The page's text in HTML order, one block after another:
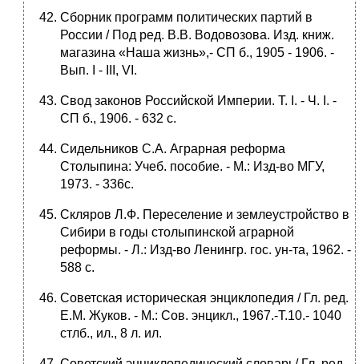
Сборник программ политических партий в
России / Под ред. В.В. Водовозова. Изд. книж.
магазина «Наша жизнь»,- СП б., 1905 - 1906. -
Вып. I - III, VI.
Свод законов Российской Империи. Т. I. - Ч. I. -
СП б., 1906. - 632 с.
Сидельников С.А. Аграрная реформа
Столыпина: Учеб. пособие. - М.: Изд-во МГУ,
1973. - 336с.
Скляров Л.Ф. Переселение и землеустройство в
Сибири в годы столыпинской аграрной
реформы. - Л.: Изд-во Ленингр. гос. ун-та, 1962. -
588 с.
Советская историческая энциклопедия / Гл. ред.
Е.М. Жуков. - М.: Сов. энцикл., 1967.-Т.10.- 1040
стлб., ил., 8 л. ил.